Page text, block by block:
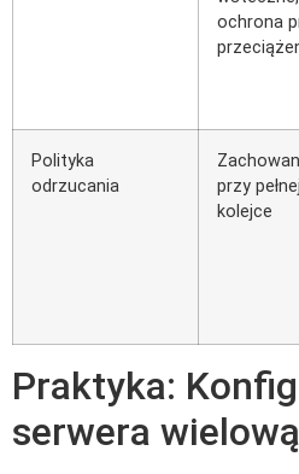
ochrona
Polityka
odrzucania
przy pełnej
kolejce
Praktyka:
serwera